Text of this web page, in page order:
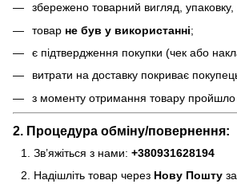
збережено товарний вигляд,
товар не був у використанні;
є підтвердження покупки (чек або
витрати на доставку покриває
з моменту отримання товару пройшло
2. Процедура обміну/повернення:
Зв’яжіться з нами: +380931628194
Надішліть товар через Нову Пошту